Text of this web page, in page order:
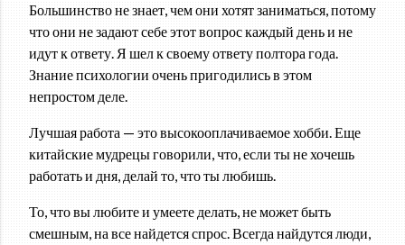
Большинство не знает, чем они хотят заниматься, потому
что они не задают себе этот вопрос каждый день и не
идут к ответу. Я шел к своему ответу полтора года.
Знание психологии очень пригодились в этом
непростом деле.
Лучшая работа — это высокооплачиваемое хобби. Еще
китайские мудрецы говорили, что, если ты не хочешь
работать и дня, делай то, что ты любишь.
То, что вы любите и умеете делать, не может быть
смешным, на все найдется спрос. Всегда найдутся люди,